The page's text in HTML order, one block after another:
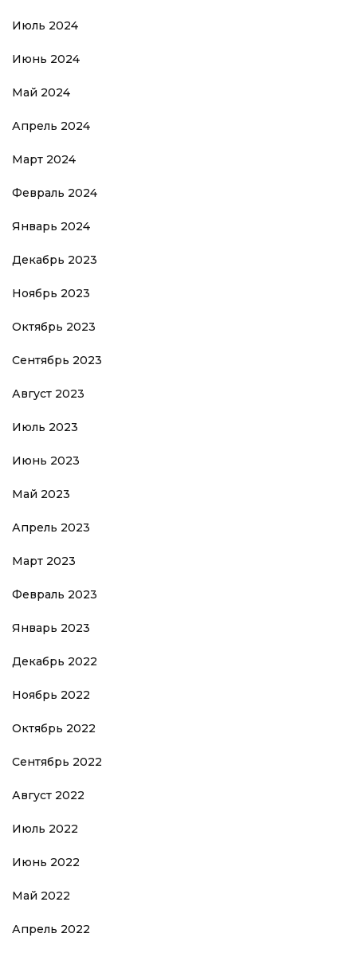
Июль 2024
Июнь 2024
Май 2024
Апрель 2024
Март 2024
Февраль 2024
Январь 2024
Декабрь 2023
Ноябрь 2023
Октябрь 2023
Сентябрь 2023
Август 2023
Июль 2023
Июнь 2023
Май 2023
Апрель 2023
Март 2023
Февраль 2023
Январь 2023
Декабрь 2022
Ноябрь 2022
Октябрь 2022
Сентябрь 2022
Август 2022
Июль 2022
Июнь 2022
Май 2022
Апрель 2022